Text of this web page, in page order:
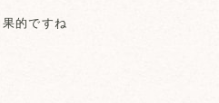
的ですね